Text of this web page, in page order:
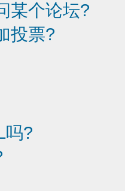
某个论坛?
投票?
吗?